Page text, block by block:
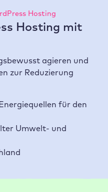
Hosting
Hosting mit
agieren und
zur Reduzierung
für den
Umwelt- und